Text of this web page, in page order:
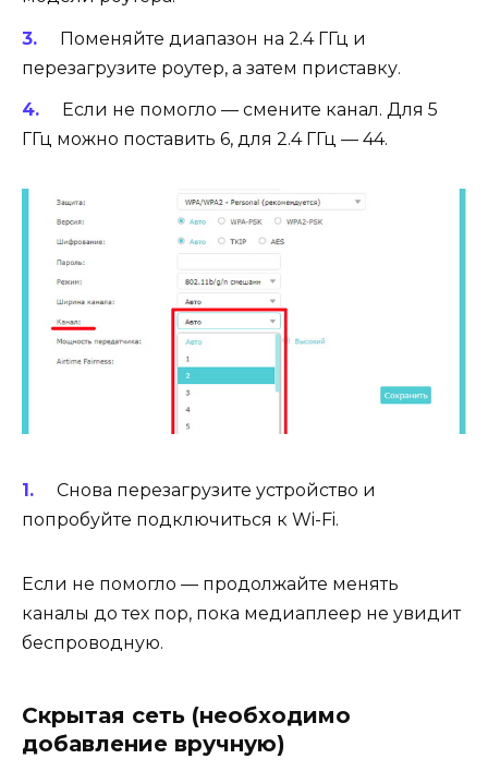
Поменяйте диапазон на 2.4 ГГц и
перезагрузите роутер, а затем приставку.
Если не помогло — смените канал. Для 5
ГГц можно поставить 6, для 2.4 ГГц — 44.
Снова перезагрузите устройство и
попробуйте подключиться к Wi-Fi.
Если не помогло — продолжайте менять
каналы до тех пор, пока медиаплеер не увидит
беспроводную.
Скрытая сеть (необходимо
добавление вручную)